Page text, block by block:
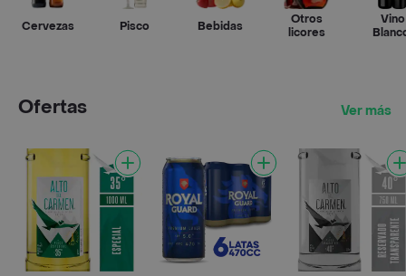
Cervezas Pisco Bebidas
Otros
licores
Vino
Ofertas Ver más